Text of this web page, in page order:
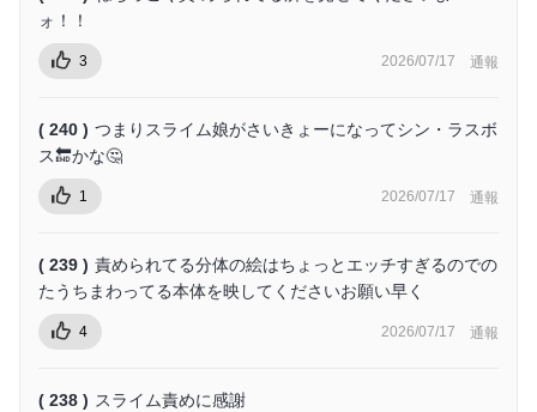
ォ！！
3 2026/07/17 通報
( 240 ) つまりスライム娘がさいきょーになってシン・ラスボ
ス🔚かな🤔
1 2026/07/17 通報
( 239 ) 責められてる分体の絵はちょっとエッチすぎるのでの
たうちまわってる本体を映してくださいお願い早く
4 2026/07/17 通報
( 238 ) スライム責めに感謝